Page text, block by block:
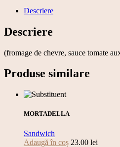
Descriere
Descriere
(fromage de chevre, sauce tomate
Produse similare
MORTADELLA
Sandwich
Adaugă în coș 23.00 lei